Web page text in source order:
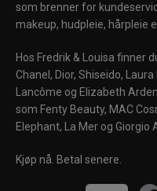
som brenner for
makeup, hudpleie, hårpleie
Hos Fredrik & Louisa finner
Chanel, Dior, Shiseido,
Lancôme og Elizabeth
som Fenty Beauty, MAC
Elephant, La Mer og Giorgio
Kjøp nå. Betal senere.